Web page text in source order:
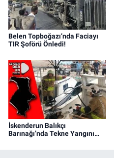
Belen Topboğazı’nda Faciayı
TIR Şoförü Önledi!
İskenderun Balıkçı
Barınağı’nda Tekne Yangını…